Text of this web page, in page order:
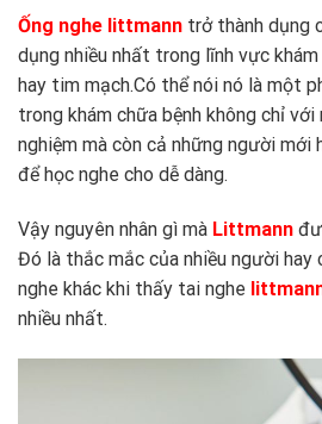
Ống nghe littmann trở thành dụng
dụng nhiều nhất trong lĩnh vực
hay tim mạch.Có thể nói nó là một
trong khám chữa bệnh không chỉ
nghiệm mà còn cả những người mới
để học nghe cho dễ dàng.
Vậy nguyên nhân gì mà Littmann
Đó là thắc mắc của nhiều người hay
nghe khác khi thấy tai nghe
nhiều nhất.